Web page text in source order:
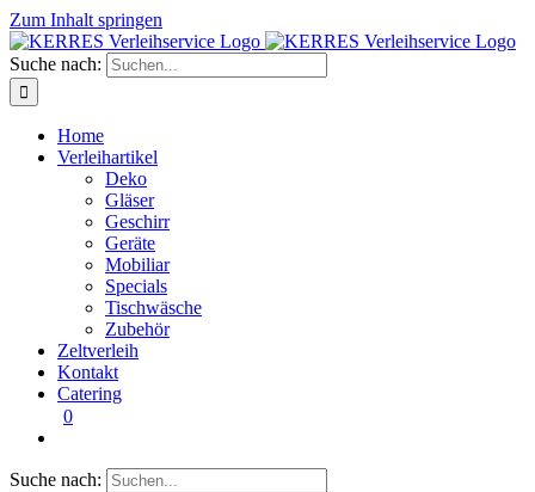
Zum Inhalt springen
Suche nach:
Home
Verleihartikel
Deko
Gläser
Geschirr
Geräte
Mobiliar
Specials
Tischwäsche
Zubehör
Zeltverleih
Kontakt
Catering
0
Suche nach: